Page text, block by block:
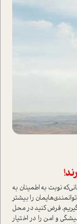
نوبت به اطمینان به
را بیشتر
فرض کنید در محل
و امن را در اختیار